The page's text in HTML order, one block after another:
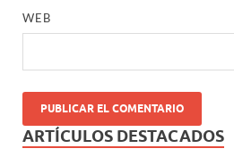
WEB
ARTÍCULOS DESTACADOS